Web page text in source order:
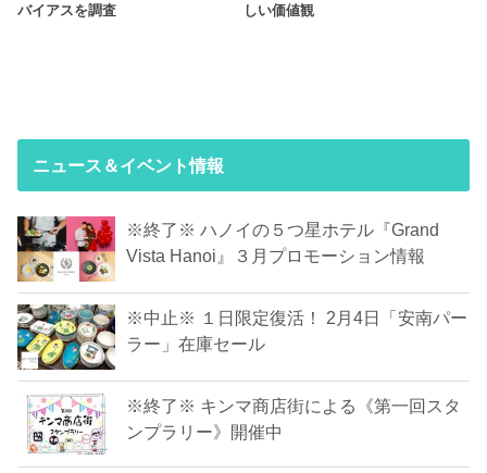
バイアスを調査
しい価値観
ニュース＆イベント情報
※終了※ ハノイの５つ星ホテル『Grand
Vista Hanoi』３月プロモーション情報
※中止※ １日限定復活！ 2月4日「安南パー
ラー」在庫セール
※終了※ キンマ商店街による《第一回スタ
ンプラリー》開催中